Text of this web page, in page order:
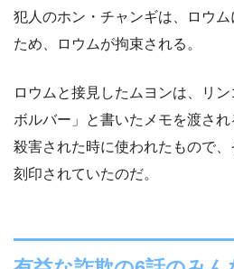
犯人のホン・チャンギは、ロウ
ため、ロウムが拘束される。
ロウムと接見したムヨンは、リ
ボルバー」と書いたメモを渡さ
殺害された時に使われたもので
刻印されていたのだ。